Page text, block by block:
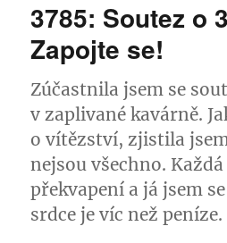
3785: Soutez o
Zapojte se!
Zúčastnila jsem se
v zaplivané kavárně.
o vítězství, zjistila
nejsou všechno.
překvapení a já jsem
srdce je víc než peníze.